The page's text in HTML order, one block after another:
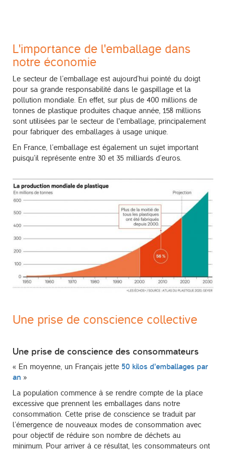
L'importance de l'emballage dans
notre économie
Le secteur de l’emballage est aujourd’hui pointé du doigt
pour sa grande responsabilité dans le gaspillage et la
pollution mondiale. En effet, sur plus de 400 millions de
tonnes de plastique produites chaque année, 158 millions
sont utilisées par le secteur de l'emballage, principalement
pour fabriquer des emballages à usage unique.
En France, l’emballage est également un sujet important
puisqu’il représente entre 30 et 35 milliards d’euros.
Une prise de conscience collective
Une prise de conscience des consommateurs
« En moyenne, un Français jette 50 kilos d'emballages par
an »
La population commence à se rendre compte de la place
excessive que prennent les emballages dans notre
consommation. Cette prise de conscience se traduit par
l’émergence de nouveaux modes de consommation avec
pour objectif de réduire son nombre de déchets au
minimum. Pour arriver à ce résultat, les consommateurs ont